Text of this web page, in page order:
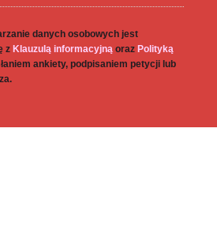
danych osobowych jest
z Klauzulą informacyjną oraz Polityką
ankiety, podpisaniem petycji lub